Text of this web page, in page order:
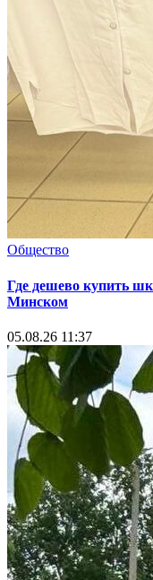
Общество
Где дешево купить
Минском
05.08.26 11:37